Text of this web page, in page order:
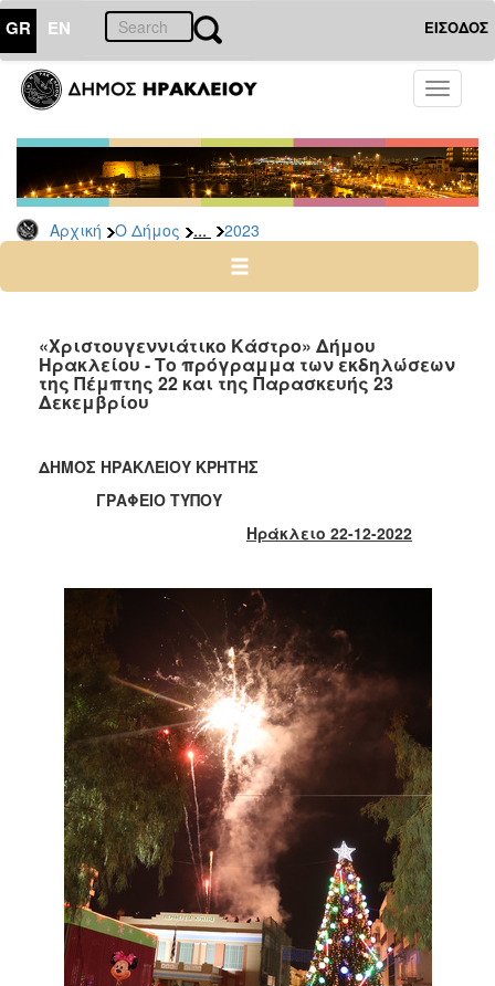
GR EN ΕΙΣΟΔΟΣ
Toggle
Αρχική Ο Δήμος ... 2023
ΔΗΜΟΣ
Δελτία
Τύπου
Αρχείο
2026
2024
2022
2021
2019
2018
2013
2012
2011
2010
2006
ΠΟΛΙΤΙΣΜΟΣ
«Χριστουγεννιάτικο Κάστρο» Δήμου
Ηρακλείου - Το πρόγραμμα των εκδηλώσεων
της Πέμπτης 22 και της Παρασκευής 23
Δεκεμβρίου
ΔΗΜΟΣ ΗΡΑΚΛΕΙΟΥ ΚΡΗΤΗΣ
ΓΡΑΦΕΙΟ ΤΥΠΟΥ
Ηράκλειο 22-12-2022